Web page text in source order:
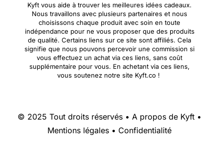
Kyft vous aide à trouver les meilleures idées cadeaux.
Nous travaillons avec plusieurs partenaires et nous
choisissons chaque produit avec soin en toute
indépendance pour ne vous proposer que des produits
de qualité. Certains liens sur ce site sont affiliés. Cela
signifie que nous pouvons percevoir une commission si
vous effectuez un achat via ces liens, sans coût
supplémentaire pour vous. En achetant via ces liens,
vous soutenez notre site Kyft.co !
© 2025 Tout droits réservés • A propos de Kyft •
Mentions légales • Confidentialité